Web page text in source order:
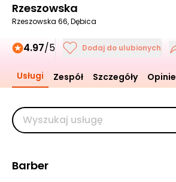
Rzeszowska
Rzeszowska 66, Dębica
4.97/5 Dodaj do ulubionych
Usługi Zespół Szczegóły Opinie
Barber